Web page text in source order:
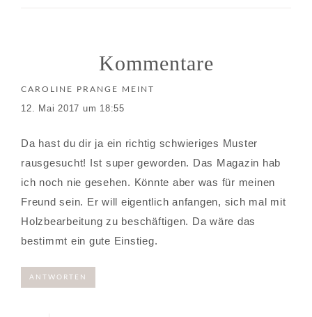
Kommentare
CAROLINE PRANGE MEINT
12. Mai 2017 um 18:55
Da hast du dir ja ein richtig schwieriges Muster
rausgesucht! Ist super geworden. Das Magazin hab
ich noch nie gesehen. Könnte aber was für meinen
Freund sein. Er will eigentlich anfangen, sich mal mit
Holzbearbeitung zu beschäftigen. Da wäre das
bestimmt ein gute Einstieg.
ANTWORTEN